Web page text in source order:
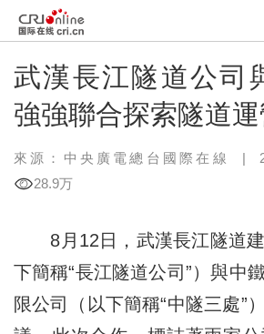
武漢長江隧道公司
強強聯合探索隧道
來源：中央廣電總台國際在線 |
28.9万
8月12日，武漢長江隧道建
下簡稱“長江隧道公司”）與中
限公司（以下簡稱“中隧三處”